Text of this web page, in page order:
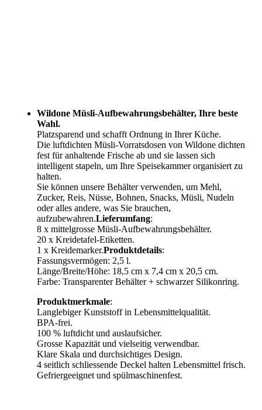
Wildone Müsli-Aufbewahrungsbehälter, Ihre beste
Wahl.
Platzsparend und schafft Ordnung in Ihrer Küche.
Die luftdichten Müsli-Vorratsdosen von Wildone dichten
fest für anhaltende Frische ab und sie lassen sich
intelligent stapeln, um Ihre Speisekammer organisiert zu
halten.
Sie können unsere Behälter verwenden, um Mehl,
Zucker, Reis, Nüsse, Bohnen, Snacks, Müsli, Nudeln
oder alles andere, was Sie brauchen,
aufzubewahren.Lieferumfang:
8 x mittelgrosse Müsli-Aufbewahrungsbehälter.
20 x Kreidetafel-Etiketten.
1 x Kreidemarker.Produktdetails:
Fassungsvermögen: 2,5 l.
Länge/Breite/Höhe: 18,5 cm x 7,4 cm x 20,5 cm.
Farbe: Transparenter Behälter + schwarzer Silikonring.
Produktmerkmale:
Langlebiger Kunststoff in Lebensmittelqualität.
BPA-frei.
100 % luftdicht und auslaufsicher.
Grosse Kapazität und vielseitig verwendbar.
Klare Skala und durchsichtiges Design.
4 seitlich schliessende Deckel halten Lebensmittel frisch.
Gefriergeeignet und spülmaschinenfest.